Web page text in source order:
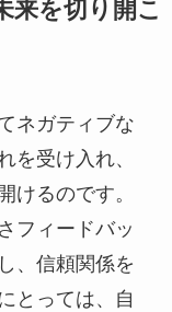
来を切り開こ
ネガティブな
を受け入れ、
けるのです。
フィードバッ
、信頼関係を
とっては、自